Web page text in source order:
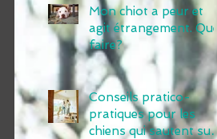
Mon chiot a peur et
agit étrangement. Que
faire?
Conseils pratico-
pratiques pour les
chiens qui sautent sur